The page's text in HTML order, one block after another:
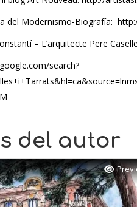
del Modernismo-Biografía:
– L’arquitecte Pere
search?
del autor